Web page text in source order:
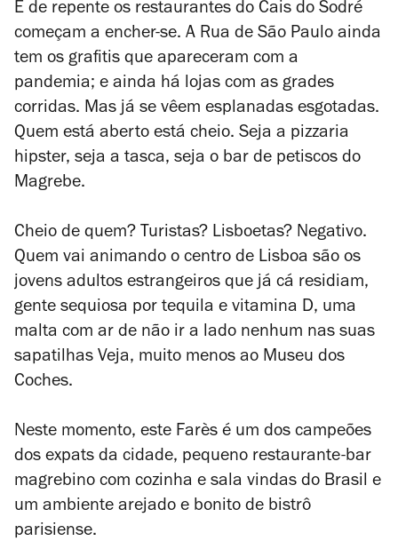
E de repente os restaurantes do Cais do Sodré
começam a encher-se. A Rua de São Paulo ainda
tem os grafitis que apareceram com a
pandemia; e ainda há lojas com as grades
corridas. Mas já se vêem esplanadas esgotadas.
Quem está aberto está cheio. Seja a pizzaria
hipster, seja a tasca, seja o bar de petiscos do
Magrebe.
Cheio de quem? Turistas? Lisboetas? Negativo.
Quem vai animando o centro de Lisboa são os
jovens adultos estrangeiros que já cá residiam,
gente sequiosa por tequila e vitamina D, uma
malta com ar de não ir a lado nenhum nas suas
sapatilhas Veja, muito menos ao Museu dos
Coches.
Neste momento, este Farès é um dos campeões
dos expats da cidade, pequeno restaurante-bar
magrebino com cozinha e sala vindas do Brasil e
um ambiente arejado e bonito de bistrô
parisiense.